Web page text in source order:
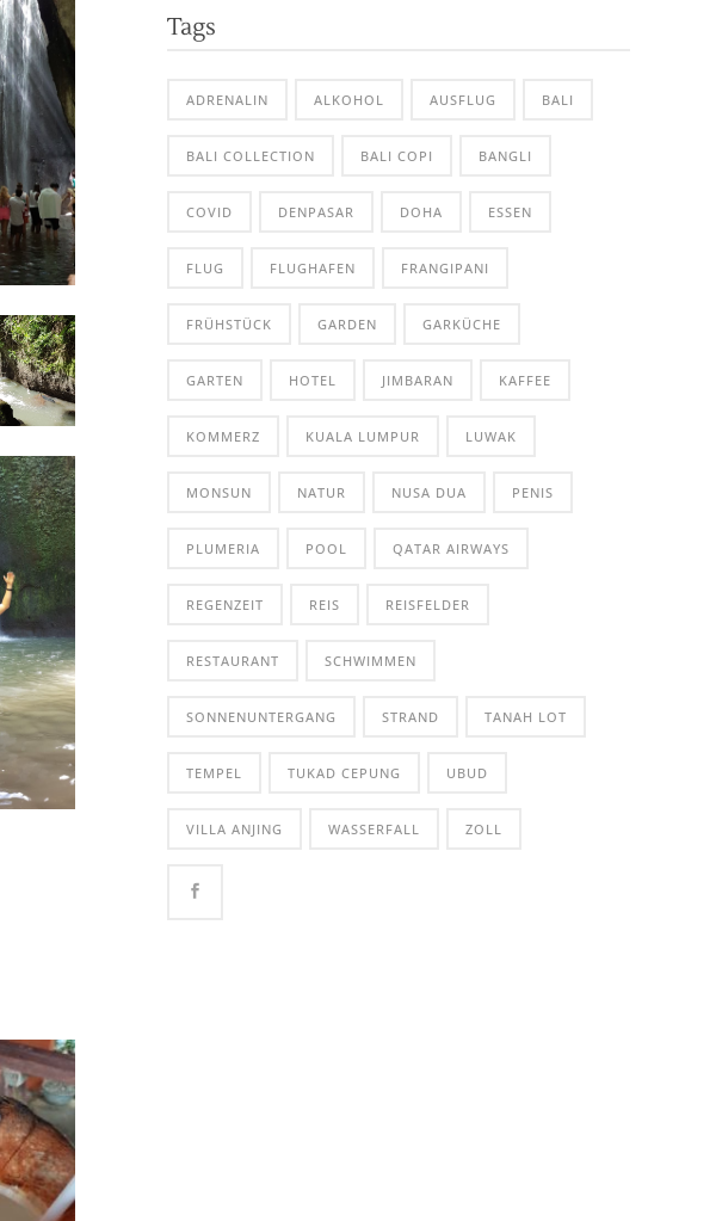
Tags
ADRENALIN ALKOHOL AUSFLUG BALI
BALI COLLECTION BALI COPI BANGLI
COVID DENPASAR DOHA ESSEN
FLUG FLUGHAFEN FRANGIPANI
FRÜHSTÜCK GARDEN GARKÜCHE
GARTEN HOTEL JIMBARAN KAFFEE
KOMMERZ KUALA LUMPUR LUWAK
MONSUN NATUR NUSA DUA PENIS
PLUMERIA POOL QATAR AIRWAYS
REGENZEIT REIS REISFELDER
RESTAURANT SCHWIMMEN
SONNENUNTERGANG STRAND TANAH LOT
TEMPEL TUKAD CEPUNG UBUD
VILLA ANJING WASSERFALL ZOLL